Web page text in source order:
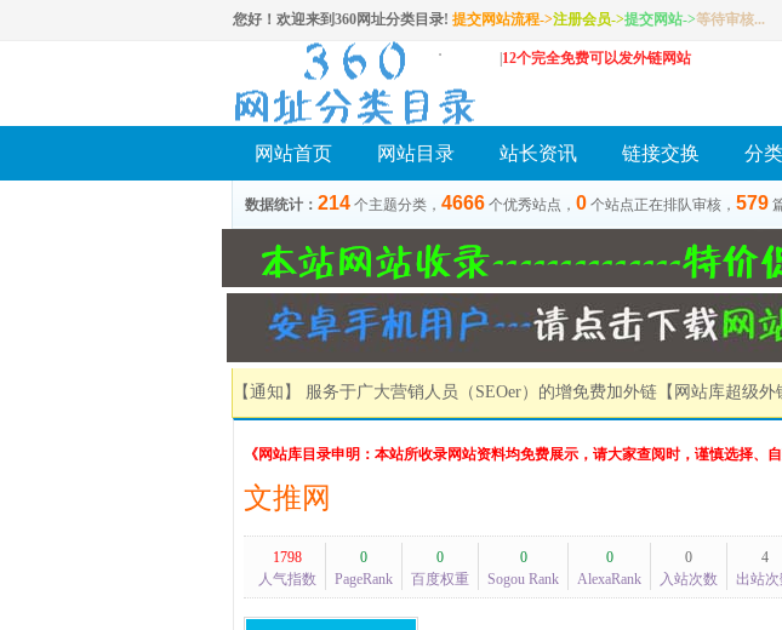
您好！欢迎来到360网址分类目录! 提交网站流程->注册会员->提交网站->等待审核...
12个完全免费可以发外链网站
网站首页 网站目录 站长资讯 链接交换 分
数据统计： 214 个主题分类， 4666 个优秀站点， 0 个站点正在排队审核， 579
【通知】 服务于广大营销人员（SEOer）的增免费加外链 【网站库超级外
《网站库目录申明：本站所收录网站资料均免费展示，请大家查阅时，谨慎选择、
文推网
1798
人气指数
0
PageRank
0
百度权重
0
Sogou Rank
0
AlexaRank
0
入站次数
4
出站次